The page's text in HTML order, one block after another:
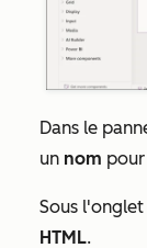
Dans le
un nom
Sous l'onglet
HTML.